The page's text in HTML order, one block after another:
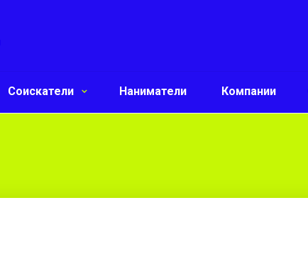
Соискатели Наниматели Компании